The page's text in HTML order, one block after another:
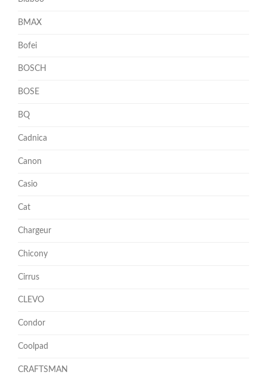
BMAX
Bofei
BOSCH
BOSE
BQ
Cadnica
Canon
Casio
Cat
Chargeur
Chicony
Cirrus
CLEVO
Condor
Coolpad
CRAFTSMAN